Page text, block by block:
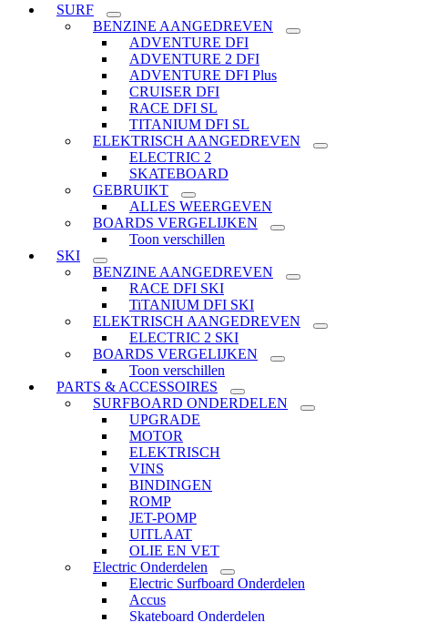
Nederlands
SURF
BENZINE AANGEDREVEN
ADVENTURE DFI
ADVENTURE 2 DFI
ADVENTURE DFI Plus
CRUISER DFI
RACE DFI SL
TITANIUM DFI SL
ELEKTRISCH AANGEDREVEN
ELECTRIC 2
SKATEBOARD
GEBRUIKT
ALLES WEERGEVEN
BOARDS VERGELIJKEN
Toon verschillen
SKI
BENZINE AANGEDREVEN
RACE DFI SKI
TiTANIUM DFI SKI
ELEKTRISCH AANGEDREVEN
ELECTRIC 2 SKI
BOARDS VERGELIJKEN
Toon verschillen
PARTS & ACCESSOIRES
SURFBOARD ONDERDELEN
UPGRADE
MOTOR
ELEKTRISCH
VINS
BINDINGEN
ROMP
JET-POMP
UITLAAT
OLIE EN VET
Electric Onderdelen
Electric Surfboard Onderdelen
Accus
Skateboard Onderdelen